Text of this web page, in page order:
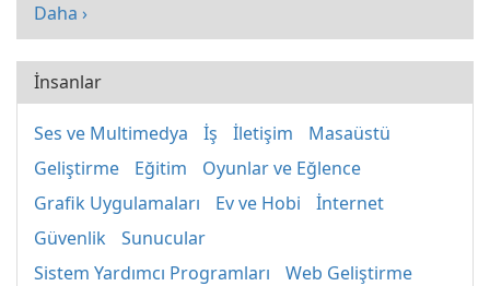
Daha ›
İnsanlar
Ses ve Multimedya İş İletişim
Masaüstü
Geliştirme
Eğitim
Oyunlar ve Eğlence
Grafik Uygulamaları
Ev ve Hobi
İnternet
Güvenlik
Sunucular
Sistem Yardımcı Programları
Web Geliştirme